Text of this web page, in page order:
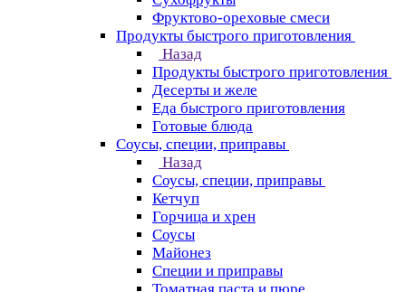
Фруктово-ореховые смеси
Продукты быстрого приготовления
Назад
Продукты быстрого приготовления
Десерты и желе
Еда быстрого приготовления
Готовые блюда
Соусы, специи, приправы
Назад
Соусы, специи, приправы
Кетчуп
Горчица и хрен
Соусы
Майонез
Специи и приправы